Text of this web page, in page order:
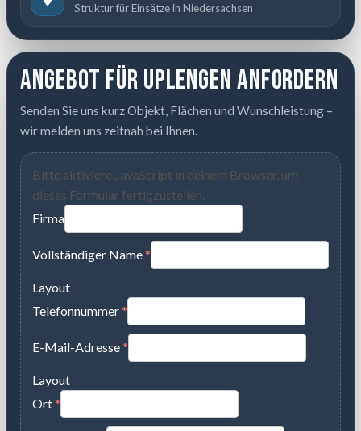
Struktur für Einsätze in Niedersachsen
Angebot für Uplengen anfordern
Senden Sie uns kurz Objekt, Flächen und Wunschleistung –
wir melden uns zeitnah bei Ihnen.
Bitte aktiviere JavaScript in deinem Browser, um
dieses Formular fertigzustellen.
Firma
Vollständiger Name*
Layout
Telefonnummer*
E-Mail-Adresse*
Layout
Ort*